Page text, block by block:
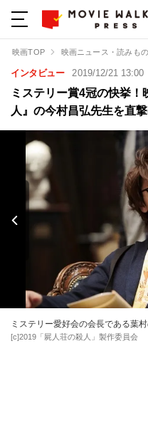
映画TOP 映画ニュース・読みもの
インタビュー 2019/12/21 13:00
ミステリー賞4冠の快挙
人』の今村昌弘先生を直
ミステリー愛好会の会長である葉
[c]2019「屍人荘の殺人」製作委員会